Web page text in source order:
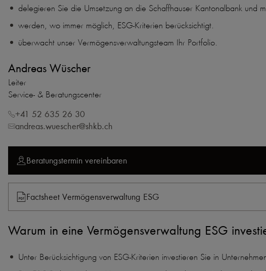
delegieren Sie die Umsetzung an die Schaffhauser Kantonalbank und
werden, wo immer möglich, ESG-Kriterien berücksichtigt.
überwacht unser Vermögensverwaltungsteam Ihr Portfolio.
Andreas Wüscher
Leiter
Service- & Beratungscenter
+41 52 635 26 30
andreas.wuescher@shkb.ch
Beratungstermin vereinbaren
Factsheet Vermögensverwaltung ESG
Warum in eine Vermögensverwaltung ESG
Unter Berücksichtigung von ESG-Kriterien investieren Sie in